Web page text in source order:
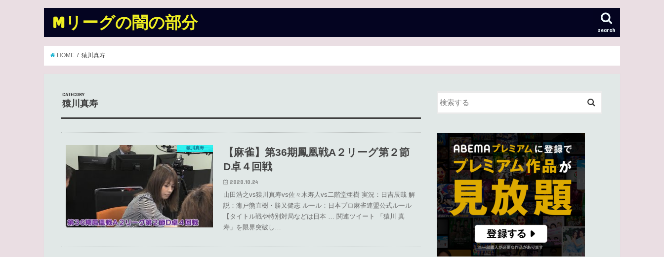
Mリーグの闇の部分 search
HOME 猿川真寿
CATEGORY
猿川真寿
猿川真寿
【麻雀】第36期鳳凰戦A２リーグ第２節
D卓４回戦
2020.10.24
山田浩之vs猿川真寿vs佐々木寿人vs二階堂亜樹 実況：日吉辰哉 解
説：瀬戸熊直樹・勝又健志 ルール：日本プロ麻雀連盟公式ルール
【タイトル戦や特別対局などは日本 … 関連ツイート 「猿川 真
寿」を限界突破し…